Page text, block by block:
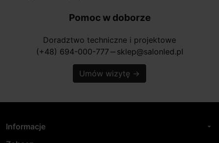
Pomoc w doborze
Doradztwo techniczne i projektowe
(+48) 694-000-777 horizontal_rule sklep@salonled.pl
Umów wizytę →
Informacje arrow_drop_down